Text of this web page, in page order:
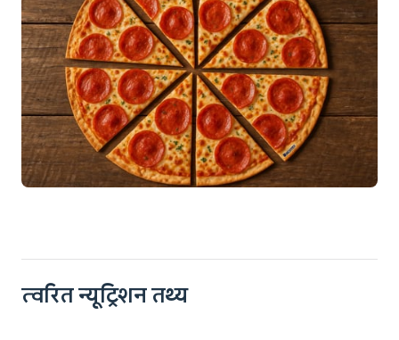
त्वरित न्यूट्रिशन तथ्य